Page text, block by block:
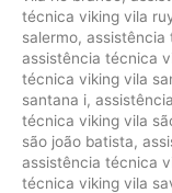
técnica viking vila
salermo, assistência
assistência técnica
técnica viking vila
santana i,
técnica viking vila
são joão batista,
assistência técnica
técnica viking vila